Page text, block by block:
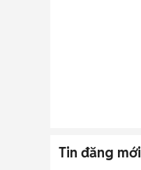
Tin đăng mới